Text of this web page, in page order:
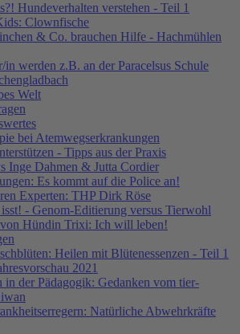
Hundeverhalten verstehen - Teil 1
Clownfische
& Co. brauchen Hilfe - Hachmühlen
werden z.B. an der Paracelsus Schule
Welt
bei Atemwegserkrankungen
- Tipps aus der Praxis
Inge Dahmen & Jutta Cordier
Es kommt auf die Police an!
Experten: THP Dirk Röse
- Genom-Editierung versus Tierwohl
Hündin Trixi: Ich will leben!
Heilen mit Blütenessenzen - Teil 1
2021
in der Pädagogik: Gedanken vom tier-
Natürliche Abwehrkräfte